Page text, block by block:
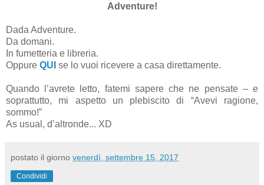
Adventure!
Dada Adventure.
Da domani.
In fumetteria e libreria.
Oppure QUI se lo vuoi ricevere a casa direttamente.
Quando l’avrete letto, fatemi sapere che ne pensate – e
soprattutto, mi aspetto un plebiscito di “Avevi ragione,
sommo!”
As usual, d’altronde... XD
postato il giorno venerdì, settembre 15, 2017
Condividi